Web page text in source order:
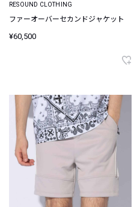
RESOUND CLOTHING
ファーオーバーセカンドジャケット
¥60,500